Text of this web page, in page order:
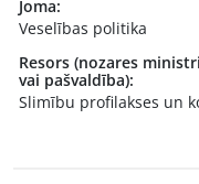
Joma:
Veselības politika
Resors (nozares
vai pašvaldība):
Slimību profilakses un